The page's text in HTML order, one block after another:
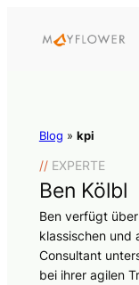
Blog » kpi
//EXPERTE
Ben Kölbl
Ben verfügt
klassischen und
Consultant
bei ihrer agilen